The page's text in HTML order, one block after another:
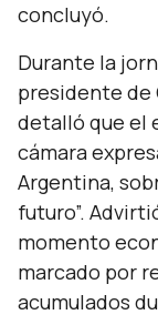
concluyó.
Durante la
presidente de
detalló que el
cámara
Argentina,
futuro”.
momento
marcado por
acumulados